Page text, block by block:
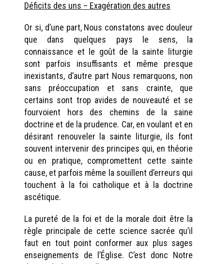
Déficits des uns – Exagération des autres
Or si, d’une part, Nous constatons avec douleur
que dans quelques pays le sens, la
connaissance et le goût de la sainte liturgie
sont parfois insuffisants et même presque
inexistants, d’autre part Nous remarquons, non
sans préoccupation et sans crainte, que
certains sont trop avides de nouveauté et se
fourvoient hors des chemins de la saine
doctrine et de la prudence. Car, en voulant et en
désirant renouveler la sainte liturgie, ils font
souvent intervenir des principes qui, en théorie
ou en pratique, compromettent cette sainte
cause, et parfois même la souillent d’erreurs qui
touchent à la foi catholique et à la doctrine
ascétique.
La pureté de la foi et de la morale doit être la
règle principale de cette science sacrée qu’il
faut en tout point conformer aux plus sages
enseignements de l’Église. C’est donc Notre